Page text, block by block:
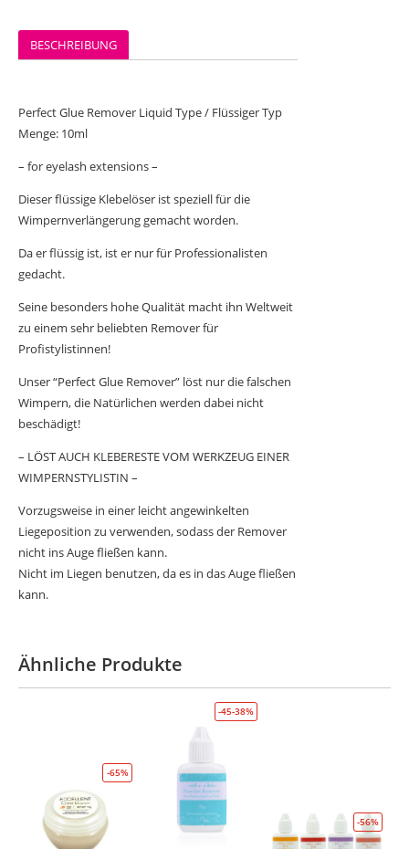
BESCHREIBUNG
Perfect Glue Remover Liquid Type / Flüssiger Typ
Menge: 10ml
– for eyelash extensions –
Dieser flüssige Klebelöser ist speziell für die
Wimpernverlängerung gemacht worden.
Da er flüssig ist, ist er nur für Professionalisten
gedacht.
Seine besonders hohe Qualität macht ihn Weltweit
zu einem sehr beliebten Remover für
Profistylistinnen!
Unser “Perfect Glue Remover” löst nur die falschen
Wimpern, die Natürlichen werden dabei nicht
beschädigt!
– LÖST AUCH KLEBERESTE VOM WERKZEUG EINER
WIMPERNSTYLISTIN –
Vorzugsweise in einer leicht angewinkelten
Liegeposition zu verwenden, sodass der Remover
nicht ins Auge fließen kann.
Nicht im Liegen benutzen, da es in das Auge fließen
kann.
Ähnliche Produkte
-65%
-45-38%
-56%